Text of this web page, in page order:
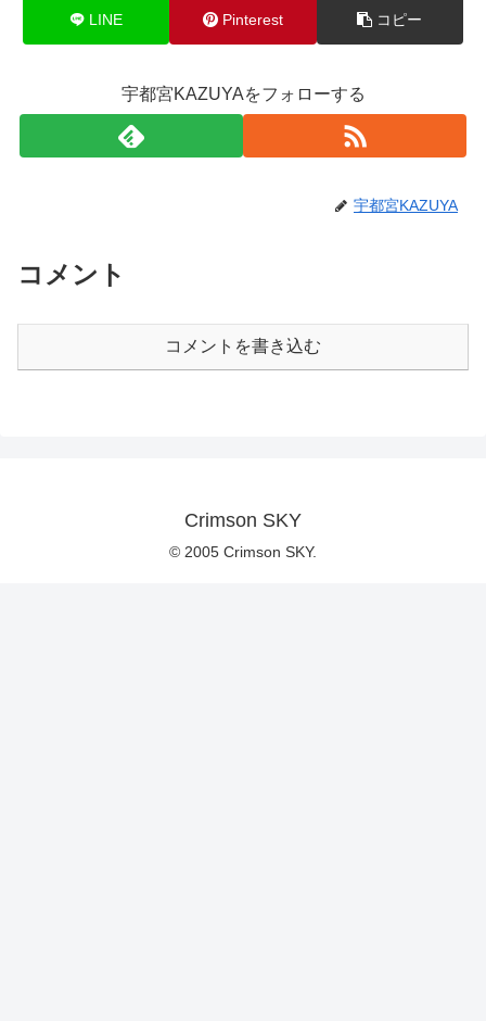
LINE Pinterest コピー
宇都宮KAZUYAをフォローする
宇都宮KAZUYA
コメント
コメントを書き込む
Crimson SKY
© 2005 Crimson SKY.